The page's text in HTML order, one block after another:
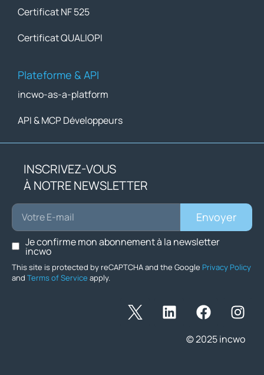
Certificat NF 525
Certificat QUALIOPI
Plateforme & API
incwo-as-a-platform
API & MCP Développeurs
INSCRIVEZ-VOUS
À NOTRE NEWSLETTER
This site is protected by reCAPTCHA and the Google Privacy Policy
and Terms of Service apply.
Je confirme mon abonnement à la newsletter
incwo
Envoyer
© 2025 incwo